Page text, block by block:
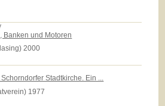
Banken und Motoren
2000
Stadtkirche. Ein ...
1977